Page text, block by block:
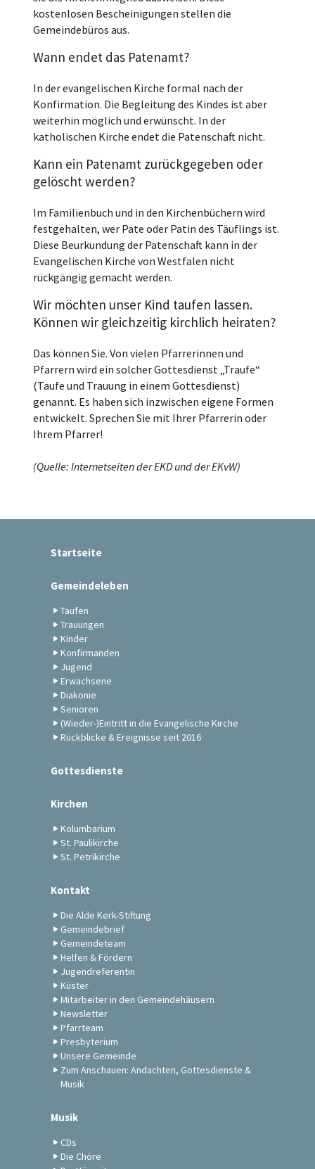
kostenlosen Bescheinigungen stellen die
Gemeindebüros aus.
Wann endet das Patenamt?
In der evangelischen Kirche formal nach der
Konfirmation. Die Begleitung des Kindes ist aber
weiterhin möglich und erwünscht. In der
katholischen Kirche endet die Patenschaft nicht.
Kann ein Patenamt zurückgegeben oder
gelöscht werden?
Im Familienbuch und in den Kirchenbüchern wird
festgehalten, wer Pate oder Patin des Täuflings ist.
Diese Beurkundung der Patenschaft kann in der
Evangelischen Kirche von Westfalen nicht
rückgängig gemacht werden.
Wir möchten unser Kind taufen lassen.
Können wir gleichzeitig kirchlich heiraten?
Das können Sie. Von vielen Pfarrerinnen und
Pfarrern wird ein solcher Gottesdienst „Traufe“
(Taufe und Trauung in einem Gottesdienst)
genannt. Es haben sich inzwischen eigene Formen
entwickelt. Sprechen Sie mit Ihrer Pfarrerin oder
Ihrem Pfarrer!
(Quelle: Internetseiten der EKD und der EKvW)
Startseite
Gemeindeleben
Taufen
Trauungen
Kinder
Konfirmanden
Jugend
Erwachsene
Diakonie
Senioren
(Wieder-)Eintritt in die Evangelische Kirche
Rückblicke & Ereignisse seit 2016
Gottesdienste
Kirchen
Kolumbarium
St. Paulikirche
St. Petrikirche
Kontakt
Die Alde Kerk-Stiftung
Gemeindebrief
Gemeindeteam
Helfen & Fördern
Jugendreferentin
Küster
Mitarbeiter in den Gemeindehäusern
Newsletter
Pfarrteam
Presbyterium
Unsere Gemeinde
Zum Anschauen: Andachten, Gottesdienste &
Musik
Musik
CDs
Die Chöre